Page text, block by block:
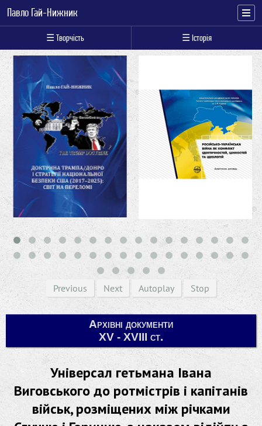
Павло Гай-Нижник
☰ Творчість ☰ Історія
Previous Next Autoplay Stop
Архівні документи
XV - XVIII ст.
Універсал гетьмана Івана
Виговського до ротмістрів і капітанів
військ, розміщених між річками